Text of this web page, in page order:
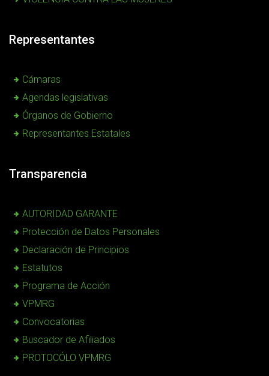
Representantes
Cámaras
Agendas legislativas
Órganos de Gobierno
Representantes Estatales
Transparencia
AUTORIDAD GARANTE
Protección de Datos Personales
Declaración de Principios
Estatutos
Programa de Acción
VPMRG
Convocatorias
Buscador de Afiliados
PROTOCÓLO VPMRG